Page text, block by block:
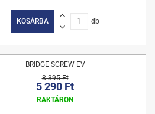
KOSÁRBA db
BRIDGE SCREW EV
8 395 Ft
5 290 Ft
RAKTÁRON